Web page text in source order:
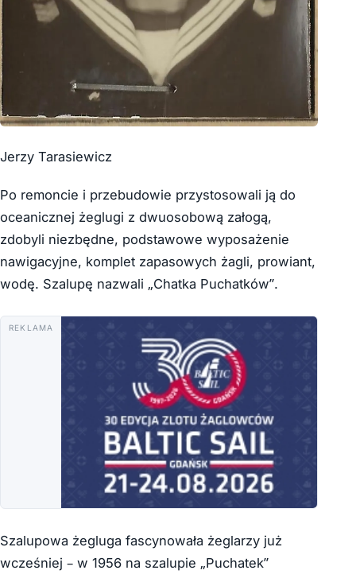
Jerzy Tarasiewicz
Po remoncie i przebudowie przystosowali ją do
oceanicznej żeglugi z dwuosobową załogą,
zdobyli niezbędne, podstawowe wyposażenie
nawigacyjne, komplet zapasowych żagli, prowiant,
wodę. Szalupę nazwali „Chatka Puchatków”.
REKLAMA
Szalupowa żegluga fascynowała żeglarzy już
wcześniej – w 1956 na szalupie „Puchatek”